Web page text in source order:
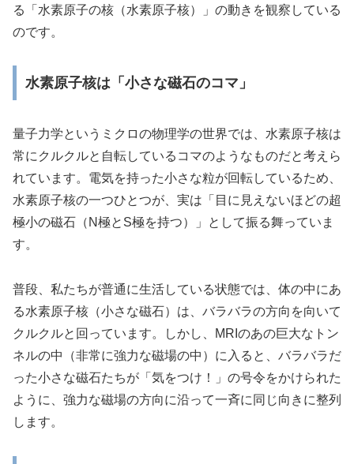
る「水素原子の核（水素原子核）」の動きを観察している
のです。
水素原子核は「小さな磁石のコマ」
量子力学というミクロの物理学の世界では、水素原子核は
常にクルクルと自転しているコマのようなものだと考えら
れています。電気を持った小さな粒が回転しているため、
水素原子核の一つひとつが、実は「目に見えないほどの超
極小の磁石（N極とS極を持つ）」として振る舞っていま
す。
普段、私たちが普通に生活している状態では、体の中にあ
る水素原子核（小さな磁石）は、バラバラの方向を向いて
クルクルと回っています。しかし、MRIのあの巨大なトン
ネルの中（非常に強力な磁場の中）に入ると、バラバラだ
った小さな磁石たちが「気をつけ！」の号令をかけられた
ように、強力な磁場の方向に沿って一斉に同じ向きに整列
します。